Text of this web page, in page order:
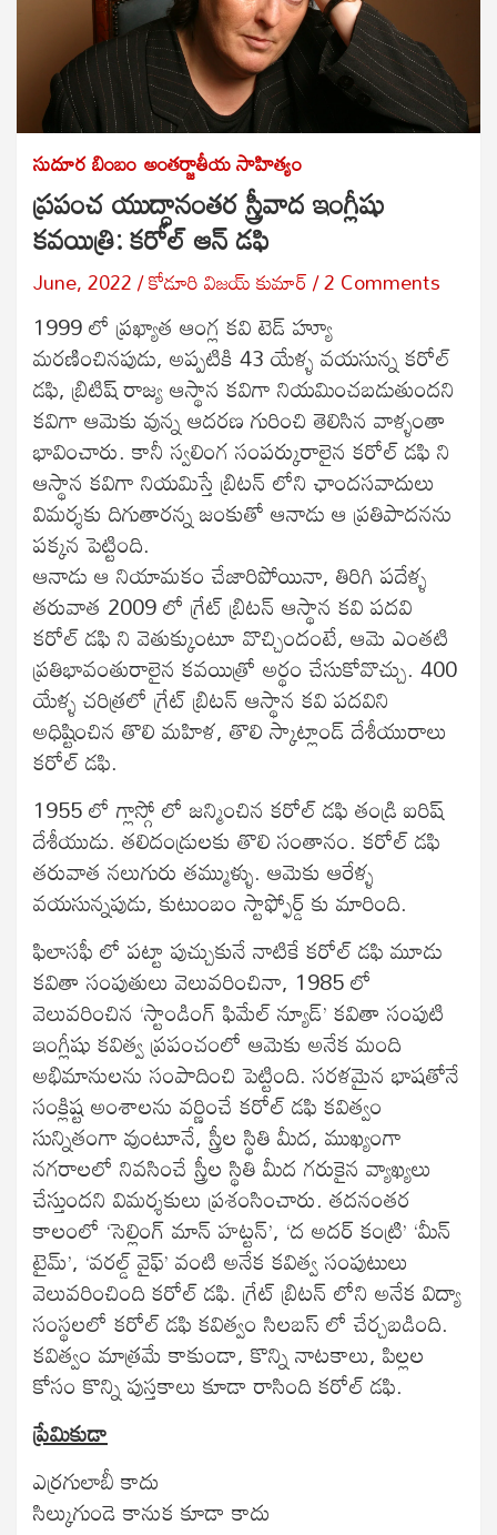
సుదూర బింబంఅంతర్జాతీయ సాహిత్యం
ప్రపంచ యుద్ధానంతర స్త్రీవాద ఇంగ్లీషు
కవయిత్రి: కరోల్ ఆన్ డఫి
June, 2022 కోడూరి విజయ్ కుమార్ 2 Comments
1999 లో ప్రఖ్యాత ఆంగ్ల కవి టెడ్ హ్యూ
మరణించినపుడు, అప్పటికి 43 యేళ్ళ వయసున్న కరోల్
డఫి, బ్రిటిష్ రాజ్య ఆస్థాన కవిగా నియమించబడుతుందని
కవిగా ఆమెకు వున్న ఆదరణ గురించి తెలిసిన వాళ్ళంతా
భావించారు. కానీ స్వలింగ సంపర్కురాలైన కరోల్ డఫి ని
ఆస్థాన కవిగా నియమిస్తే బ్రిటన్ లోని ఛాందసవాదులు
విమర్శకు దిగుతారన్న జంకుతో ఆనాడు ఆ ప్రతిపాదనను
పక్కన పెట్టింది.
ఆనాడు ఆ నియామకం చేజారిపోయినా, తిరిగి పదేళ్ళ
తరువాత 2009 లో గ్రేట్ బ్రిటన్ ఆస్థాన కవి పదవి
కరోల్ డఫి ని వెతుక్కుంటూ వొచ్చిందంటే, ఆమె ఎంతటి
ప్రతిభావంతురాలైన కవయిత్రో అర్థం చేసుకోవొచ్చు. 400
యేళ్ళ చరిత్రలో గ్రేట్ బ్రిటన్ ఆస్థాన కవి పదవిని
అధిష్టించిన తొలి మహిళ, తొలి స్కాట్లాండ్ దేశీయురాలు
కరోల్ డఫి.
1955 లో గ్లాస్గో లో జన్మించిన కరోల్ డఫి తండ్రి ఐరిష్
దేశీయుడు. తలిదండ్రులకు తొలి సంతానం. కరోల్ డఫి
తరువాత నలుగురు తమ్ముళ్ళు. ఆమెకు ఆరేళ్ళ
వయసున్నపుడు, కుటుంబం స్టాఫ్ఫోర్డ్ కు మారింది.
ఫిలాసఫీ లో పట్టా పుచ్చుకునే నాటికే కరోల్ డఫి మూడు
కవితా సంపుతులు వెలువరించినా, 1985 లో
వెలువరించిన ‘స్టాండింగ్ ఫిమేల్ న్యూడ్’ కవితా సంపుటి
ఇంగ్లీషు కవిత్వ ప్రపంచంలో ఆమెకు అనేక మంది
అభిమానులను సంపాదించి పెట్టింది. సరళమైన భాషతోనే
సంక్లిష్ట అంశాలను వర్ణించే కరోల్ డఫి కవిత్వం
సున్నితంగా వుంటూనే, స్త్రీల స్థితి మీద, ముఖ్యంగా
నగరాలలో నివసించే స్త్రీల స్థితి మీద గరుకైన వ్యాఖ్యలు
చేస్తుందని విమర్శకులు ప్రశంసించారు. తదనంతర
కాలంలో ‘సెల్లింగ్ మాన్ హట్టన్’, ‘ద అదర్ కంట్రి’ ‘మీన్
టైమ్’, ‘వరల్డ్ వైఫ్’ వంటి అనేక కవిత్వ సంపుటులు
వెలువరించింది కరోల్ డఫి. గ్రేట్ బ్రిటన్ లోని అనేక విద్యా
సంస్థలలో కరోల్ డఫి కవిత్వం సిలబస్ లో చేర్చబడింది.
కవిత్వం మాత్రమే కాకుండా, కొన్ని నాటకాలు, పిల్లల
కోసం కొన్ని పుస్తకాలు కూడా రాసింది కరోల్ డఫి.
ప్రేమికుడా
ఎర్రగులాబీ కాదు
సిల్కుగుండె కానుక కూడా కాదు